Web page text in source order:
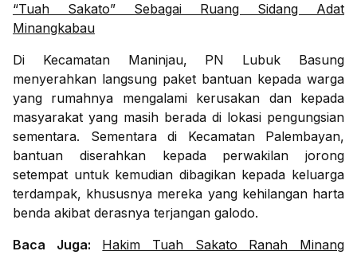
“Tuah Sakato” Sebagai Ruang Sidang Adat
Minangkabau
Di Kecamatan Maninjau, PN Lubuk Basung
menyerahkan langsung paket bantuan kepada warga
yang rumahnya mengalami kerusakan dan kepada
masyarakat yang masih berada di lokasi pengungsian
sementara. Sementara di Kecamatan Palembayan,
bantuan diserahkan kepada perwakilan jorong
setempat untuk kemudian dibagikan kepada keluarga
terdampak, khususnya mereka yang kehilangan harta
benda akibat derasnya terjangan galodo.
Baca Juga:
Hakim Tuah Sakato Ranah Minang